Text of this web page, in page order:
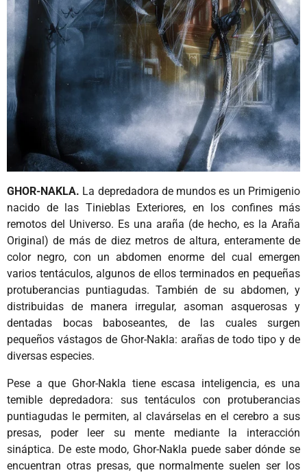
GHOR-NAKLA. La depredadora de mundos es un Primigenio
nacido de las Tinieblas Exteriores, en los confines más
remotos del Universo. Es una araña (de hecho, es la Araña
Original) de más de diez metros de altura, enteramente de
color negro, con un abdomen enorme del cual emergen
varios tentáculos, algunos de ellos terminados en pequeñas
protuberancias puntiagudas. También de su abdomen, y
distribuidas de manera irregular, asoman asquerosas y
dentadas bocas baboseantes, de las cuales surgen
pequeños vástagos de Ghor-Nakla: arañas de todo tipo y de
diversas especies.
Pese a que Ghor-Nakla tiene escasa inteligencia, es una
temible depredadora: sus tentáculos con protuberancias
puntiagudas le permiten, al clavárselas en el cerebro a sus
presas, poder leer su mente mediante la interacción
sináptica. De este modo, Ghor-Nakla puede saber dónde se
encuentran otras presas, que normalmente suelen ser los